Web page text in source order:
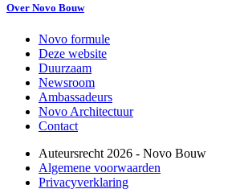
Over Novo Bouw
Novo formule
Deze website
Duurzaam
Newsroom
Ambassadeurs
Novo Architectuur
Contact
Auteursrecht 2026 - Novo Bouw
Algemene voorwaarden
Privacyverklaring